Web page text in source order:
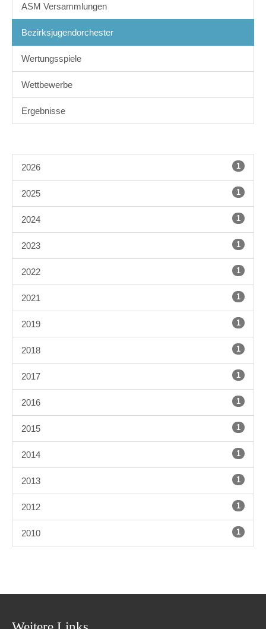
ASM Versammlungen
Bezirksjugendorchester
Wertungsspiele
Wettbewerbe
Ergebnisse
2026 1
2025 1
2024 1
2023 1
2022 1
2021 1
2019 1
2018 1
2017 1
2016 1
2015 1
2014 1
2013 1
2012 1
2010 1